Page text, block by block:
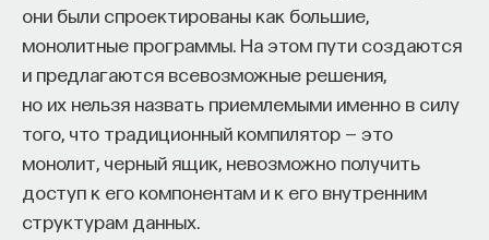
они были спроектированы как большие,
монолитные программы. На этом пути создаются
и предлагаются всевозможные решения,
но их нельзя назвать приемлемыми именно в силу
того, что традиционный компилятор — это
монолит, черный ящик, невозможно получить
доступ к его компонентам и к его внутренним
структурам данных.
грамотность», — это грамотность, связанная
с нашей работой в социальных медиа. И тут
Дженкинс настаивает на том, что мы довольно
часто воспринимаем социальные медиа как
инструмент развлечения, как такую
рекреационную зону. Но на самом деле,
поскольку мы там все связаны довольно
небольшим количеством интеракций —